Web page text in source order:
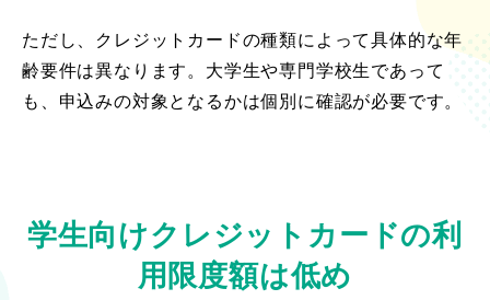
ただし、クレジットカードの種類によって具体的な年
齢要件は異なります。大学生や専門学校生であって
も、申込みの対象となるかは個別に確認が必要です。
学生向けクレジットカードの利
用限度額は低め